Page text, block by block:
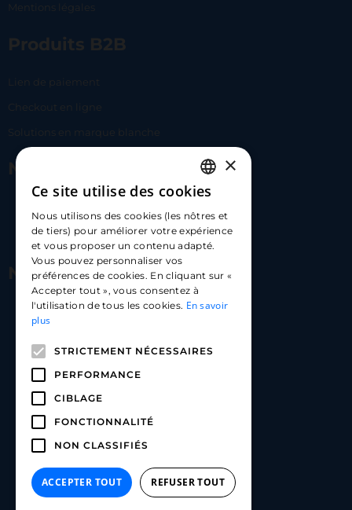
Mentions légales
Produits B2B
Lien de paiement
Checkout en ligne
Solutions en marque blanche
Nous contacter
hello@carloapp.com
Nous suivre
Carlo App | Instagram
Carlo App | Linkedin
FRENCH
ENGLISH
SPANISH
×
Ce site utilise des cookies
Nous utilisons des cookies (les nôtres et
de tiers) pour améliorer votre expérience
et vous proposer un contenu adapté.
Vous pouvez personnaliser vos
préférences de cookies. En cliquant sur «
Accepter tout », vous consentez à
l'utilisation de tous les cookies. En savoir
plus
STRICTEMENT NÉCESSAIRES
PERFORMANCE
CIBLAGE
FONCTIONNALITÉ
NON CLASSIFIÉS
ACCEPTER TOUT REFUSER TOUT